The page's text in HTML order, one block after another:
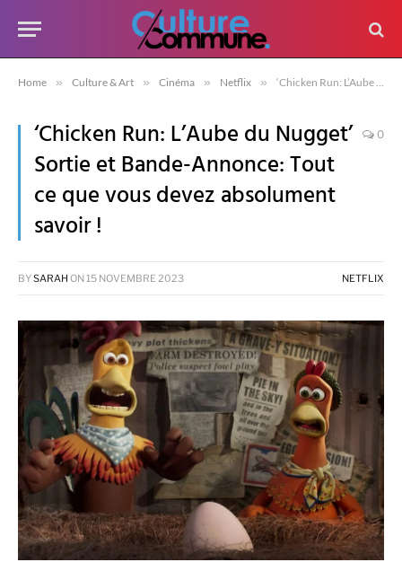
Home » Culture & Art » Cinéma » Netflix » ‘Chicken Run: L’Aube du Nugget’ Sortie et Bande-Annonce: Tout ce que vous devez absolument savoir !
‘Chicken Run: L’Aube du Nugget’
Sortie et Bande-Annonce: Tout
ce que vous devez absolument
savoir !
0
BYSARAH ON 15 NOVEMBRE 2023 NETFLIX